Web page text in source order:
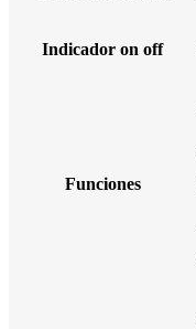
Indicador on off
Funciones